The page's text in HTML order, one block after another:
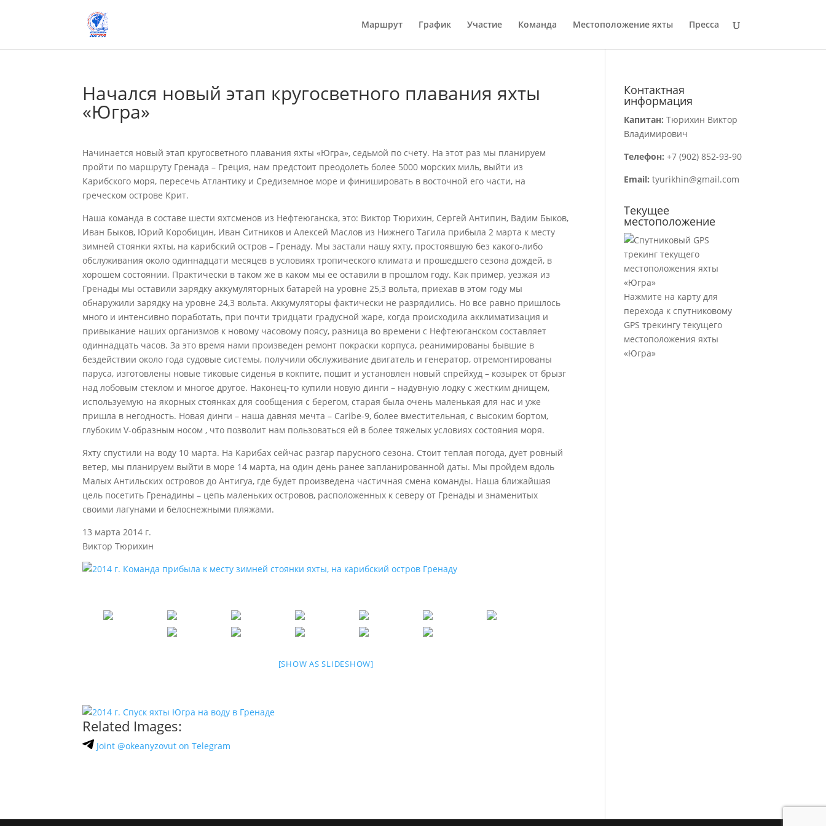
Маршрут График Участие Команда Местоположение яхты Пресса
Начался новый этап кругосветного плавания яхты
«Югра»
Начинается новый этап кругосветного плавания яхты «Югра», седьмой по счету. На этот раз мы планируем
пройти по маршруту Гренада – Греция, нам предстоит преодолеть более 5000 морских миль, выйти из
Карибского моря, пересечь Атлантику и Средиземное море и финишировать в восточной его части, на
греческом острове Крит.
Наша команда в составе шести яхтсменов из Нефтеюганска, это: Виктор Тюрихин, Сергей Антипин, Вадим Быков,
Иван Быков, Юрий Коробицин, Иван Ситников и Алексей Маслов из Нижнего Тагила прибыла 2 марта к месту
зимней стоянки яхты, на карибский остров – Гренаду. Мы застали нашу яхту, простоявшую без какого-либо
обслуживания около одиннадцати месяцев в условиях тропического климата и прошедшего сезона дождей, в
хорошем состоянии. Практически в таком же в каком мы ее оставили в прошлом году. Как пример, уезжая из
Гренады мы оставили зарядку аккумуляторных батарей на уровне 25,3 вольта, приехав в этом году мы
обнаружили зарядку на уровне 24,3 вольта. Аккумуляторы фактически не разрядились. Но все равно пришлось
много и интенсивно поработать, при почти тридцати градусной жаре, когда происходила акклиматизация и
привыкание наших организмов к новому часовому поясу, разница во времени с Нефтеюганском составляет
одиннадцать часов. За это время нами произведен ремонт покраски корпуса, реанимированы бывшие в
бездействии около года судовые системы, получили обслуживание двигатель и генератор, отремонтированы
паруса, изготовлены новые тиковые сиденья в кокпите, пошит и установлен новый спрейхуд – козырек от брызг
над лобовым стеклом и многое другое. Наконец-то купили новую динги – надувную лодку с жестким днищем,
используемую на якорных стоянках для сообщения с берегом, старая была очень маленькая для нас и уже
пришла в негодность. Новая динги – наша давняя мечта – Caribe-9, более вместительная, с высоким бортом,
глубоким V-образным носом , что позволит нам пользоваться ей в более тяжелых условиях состояния моря.
Яхту спустили на воду 10 марта. На Карибах сейчас разгар парусного сезона. Стоит теплая погода, дует ровный
ветер, мы планируем выйти в море 14 марта, на один день ранее запланированной даты. Мы пройдем вдоль
Малых Антильских островов до Антигуа, где будет произведена частичная смена команды. Наша ближайшая
цель посетить Гренадины – цепь маленьких островов, расположенных к северу от Гренады и знаменитых
своими лагунами и белоснежными пляжами.
13 марта 2014 г.
Виктор Тюрихин
[SHOW AS SLIDESHOW]
Related Images:
Joint @okeanyzovut on Telegram
Контактная
информация
Капитан: Тюрихин Виктор
Владимирович
Телефон: +7 (902) 852-93-90
Email: tyurikhin@gmail.com
Текущее
местоположение
Нажмите на карту для
перехода к спутниковому
GPS трекингу текущего
местоположения яхты
«Югра»